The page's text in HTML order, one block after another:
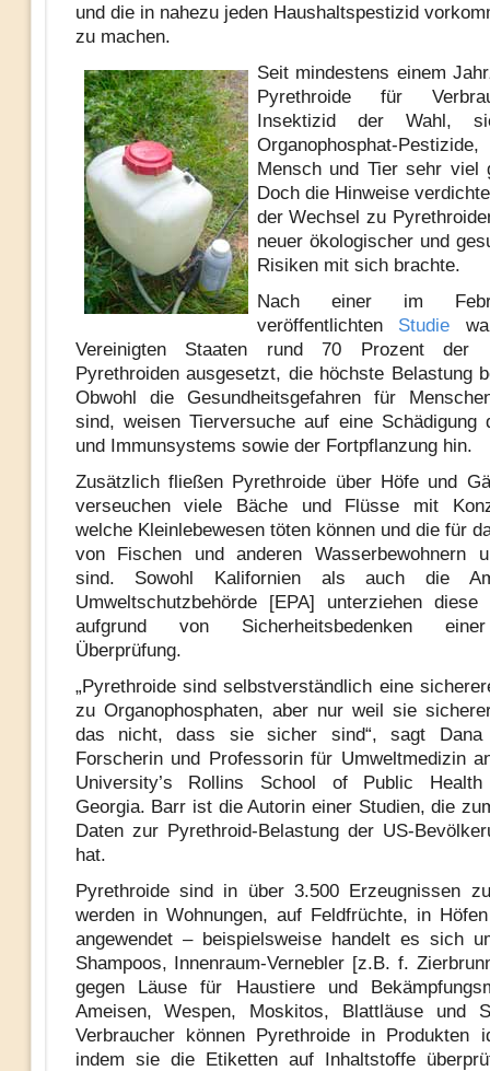
und die in nahezu jeden Haushaltspestizid
zu machen.
Seit mindestens einem
Pyrethroide für
Insektizid der Wahl,
Organophosphat-
Mensch und Tier sehr viel
Doch die Hinweise
der Wechsel zu
neuer ökologischer und
Risiken mit sich brachte.
Nach einer im
veröffentlichten Studie
Vereinigten Staaten rund 70 Prozent der
Pyrethroiden ausgesetzt, die höchste Belastung
Obwohl die Gesundheitsgefahren für
sind, weisen Tierversuche auf eine Schädigung
und Immunsystems sowie der Fortpflanzung hin.
Zusätzlich fließen Pyrethroide über Höfe und
verseuchen viele Bäche und Flüsse mit
welche Kleinlebewesen töten können und die für
von Fischen und anderen Wasserbewohnern
sind. Sowohl Kalifornien als auch die
Umweltschutzbehörde [EPA] unterziehen diese
aufgrund von Sicherheitsbedenken
Überprüfung.
„Pyrethroide sind selbstverständlich eine
zu Organophosphaten, aber nur weil sie
das nicht, dass sie sicher sind“, sagt Dana
Forscherin und Professorin für Umweltmedizin
University’s Rollins School of Public
Georgia. Barr ist die Autorin einer Studien, die
Daten zur Pyrethroid-Belastung der US-
hat.
Pyrethroide sind in über 3.500 Erzeugnissen
werden in Wohnungen, auf Feldfrüchte, in
angewendet – beispielsweise handelt es sich
Shampoos, Innenraum-Vernebler [z.B. f.
gegen Läuse für Haustiere und
Ameisen, Wespen, Moskitos, Blattläuse und
Verbraucher können Pyrethroide in Produkten
indem sie die Etiketten auf Inhaltstoffe